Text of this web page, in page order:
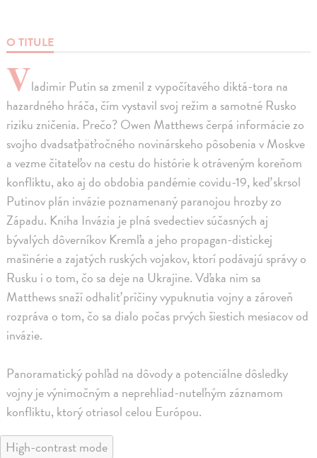
O TITULE
Vladimir Putin sa zmenil z vypočítavého diktá-tora na
hazardného hráča, čím vystavil svoj režim a samotné Rusko
riziku zničenia. Prečo? Owen Matthews čerpá informácie zo
svojho dvadsaťpäťročného novinárskeho pôsobenia v Moskve
a vezme čitateľov na cestu do histórie k otráveným koreňom
konfliktu, ako aj do obdobia pandémie covidu-19, keď skrsol
Putinov plán invázie poznamenaný paranojou hrozby zo
Západu. Kniha Invázia je plná svedectiev súčasných aj
bývalých dôverníkov Kremľa a jeho propagan-distickej
mašinérie a zajatých ruských vojakov, ktorí podávajú správy o
Rusku i o tom, čo sa deje na Ukrajine. Vďaka nim sa
Matthews snaží odhaliť príčiny vypuknutia vojny a zároveň
rozpráva o tom, čo sa dialo počas prvých šiestich mesiacov od
invázie.
Panoramatický pohľad na dôvody a potenciálne dôsledky
vojny je výnimočným a neprehliad-nuteľným záznamom
konfliktu, ktorý otriasol celou Európou.
High-contrast mode